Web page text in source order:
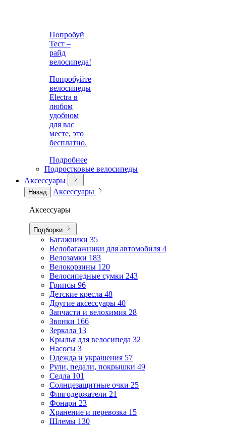
Попробуй
Тест –
райд
велосипеда!
Попробуйте
велосипеды
Electra в
любом
удобном
для вас
месте, это
бесплатно.
Подробнее
Подростковые велосипеды
Аксессуары
Назад Аксессуары
Аксессуары
Подборки
Багажники 35
Велобагажники для автомобиля 4
Велозамки 183
Велокорзины 120
Велосипедные сумки 243
Грипсы 96
Детские кресла 48
Другие аксессуары 40
Запчасти и велохимия 28
Звонки 166
Зеркала 13
Крылья для велосипеда 32
Насосы 3
Одежда и украшения 57
Рули, педали, покрышки 49
Седла 101
Солнцезащитные очки 25
Флягодержатели 21
Фонари 23
Хранение и перевозка 15
Шлемы 130